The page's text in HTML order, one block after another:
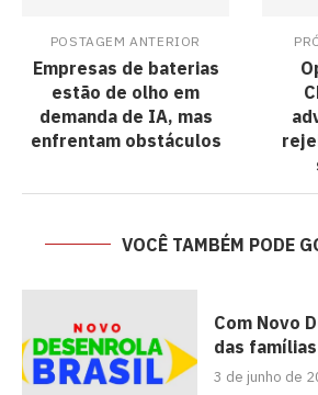
POSTAGEM ANTERIOR
Empresas de baterias
estão de olho em
demanda de IA, mas
enfrentam obstáculos
VOCÊ TAMBÉM PODE
Com Novo
das
3 de junho de